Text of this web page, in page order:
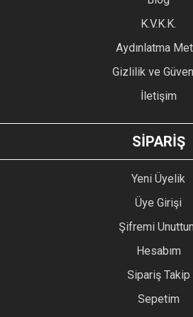
Ürün fiyatı diğer sitelerden daha
GÖNDER
K.V.K.K.
Aydınlatma
Gizlilik ve
İletişim
SİPARİŞ
Yeni Üyelik
Üye Girişi
Şifremi
Hesabım
Sipariş Takip
Sepetim